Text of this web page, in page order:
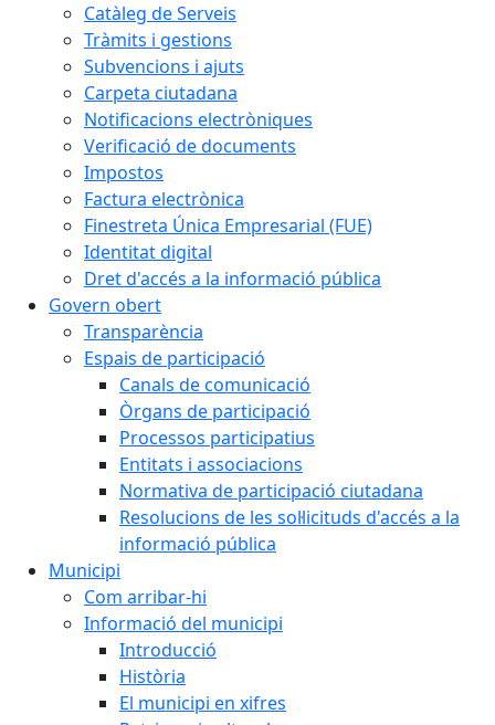
Catàleg de Serveis
Tràmits i gestions
Subvencions i ajuts
Carpeta ciutadana
Notificacions electròniques
Verificació de documents
Impostos
Factura electrònica
Finestreta Única Empresarial (FUE)
Identitat digital
Dret d'accés a la informació pública
Govern obert
Transparència
Espais de participació
Canals de comunicació
Òrgans de participació
Processos participatius
Entitats i associacions
Normativa de participació ciutadana
Resolucions de les sol·licituds d'accés a la
informació pública
Municipi
Com arribar-hi
Informació del municipi
Introducció
Història
El municipi en xifres